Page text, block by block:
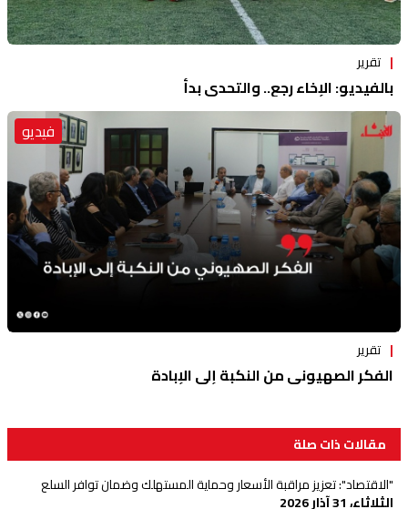
تقرير
بالفيديو: الإخاء رجع.. والتحدي بدأ
فيديو
تقرير
الفكر الصهيوني من النكبة إلى الإبادة
مقالات ذات صلة
"الاقتصاد": تعزيز مراقبة الأسعار وحماية المستهلك وضمان توافر السلع
الثلاثاء، 31 آذار 2026